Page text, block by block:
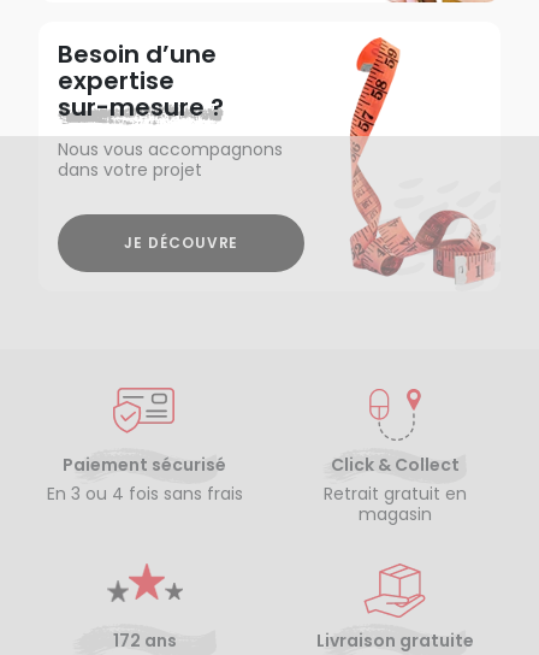
Besoin d’une
expertise
sur-mesure ?
Nous vous accompagnons
dans votre projet
JE DÉCOUVRE
Paiement sécurisé
En 3 ou 4 fois sans frais
Click & Collect
Retrait gratuit en
magasin
172 ans
Livraison gratuite